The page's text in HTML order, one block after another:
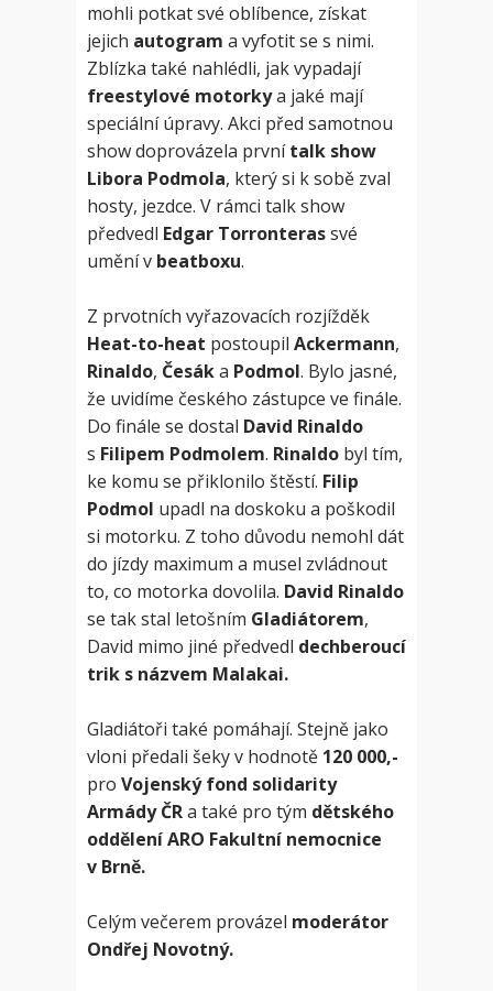
mohli potkat své oblíbence, získat
jejich autogram a vyfotit se s nimi.
Zblízka také nahlédli, jak vypadají
freestylové motorkya jaké mají
speciální úpravy. Akci před samotnou
show doprovázela prvnítalk show
Libora Podmola, který si k sobě zval
hosty, jezdce. V rámci talk show
předvedl Edgar Torronterassvé
umění v beatboxu.
Z prvotních vyřazovacích rozjížděk
Heat-to-heat postoupil Ackermann,
Rinaldo, Česáka Podmol. Bylo jasné,
že uvidíme českého zástupce ve finále.
Do finále se dostal David Rinaldo
s Filipem Podmolem. Rinaldo byl tím,
ke komu se přiklonilo štěstí. Filip
Podmol upadl na doskoku a poškodil
si motorku. Z toho důvodu nemohl dát
do jízdy maximum a musel zvládnout
to, co motorka dovolila. David Rinaldo
se tak stal letošním Gladiátorem,
David mimo jiné předvedl dechberoucí
trik s názvem Malakai.
Gladiátoři také pomáhají. Stejně jako
vloni předali šeky v hodnotě 120 000,-
pro Vojenský fond solidarity
Armády ČRa také pro tým dětského
oddělení ARO Fakultní nemocnice
v Brně.
Celým večerem provázel moderátor
Ondřej Novotný.